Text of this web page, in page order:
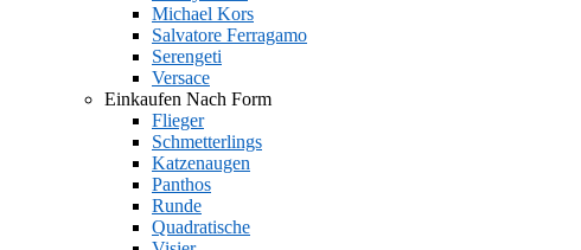
Michael Kors
Salvatore Ferragamo
Serengeti
Versace
Einkaufen Nach Form
Flieger
Schmetterlings
Katzenaugen
Panthos
Runde
Quadratische